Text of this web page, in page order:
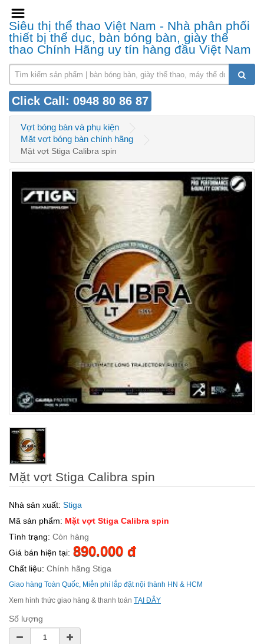
Siêu thị thể thao Việt Nam - Nhà phân phối
thiết bị thể dục, bàn bóng bàn, giày thể
thao Chính Hãng uy tín hàng đầu Việt Nam
Click Call: 0948 80 86 87
Vợt bóng bàn và phụ kiện
Mặt vợt bóng bàn chính hãng
Mặt vợt Stiga Calibra spin
Mặt vợt Stiga Calibra spin
Nhà sản xuất: Stiga
Mã sản phẩm: Mặt vợt Stiga Calibra spin
Tình trạng: Còn hàng
Giá bán hiện tại: 890.000 đ
Chất liệu: Chính hãng Stiga
Giao hàng Toàn Quốc, Miễn phí lắp đặt nội thành HN & HCM
Xem hình thức giao hàng & thanh toán TẠI ĐÂY
Số lượng